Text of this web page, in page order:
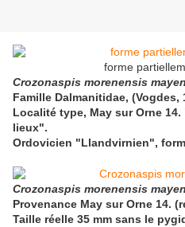
forme
Crozonaspis morenensis
Famille Dalmanitidae, (Vogdes,
Localité type, May sur Orne
lieux".
Ordovicien "Llandvirnien",
Crozonaspis morenensis
Provenance May sur Orne 14.
Taille réelle 35 mm sans le